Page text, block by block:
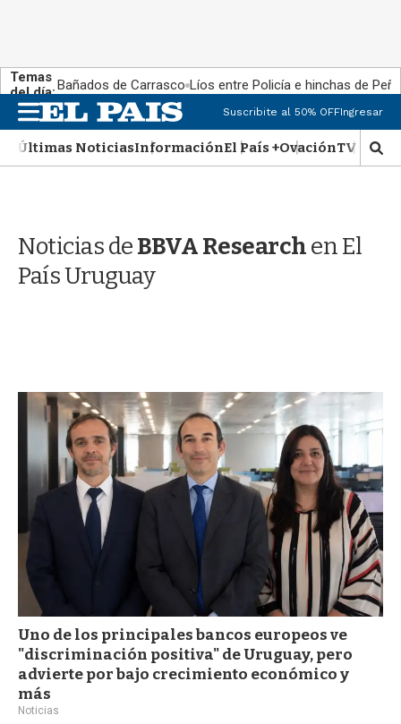
Temas
del día:Bañados de Carrasco Líos entre Policía e hinchas de
M
e
n
u
Suscribite al 50% OFFIngresar
Últimas NoticiasInformaciónEl País +OvaciónTV Show
M
o
d
Noticias deBBVA Researchen El
País Uruguay
Uno de los principales bancos europeos ve
"discriminación positiva" de Uruguay, pero
advierte por bajo crecimiento económico y
más
Noticias